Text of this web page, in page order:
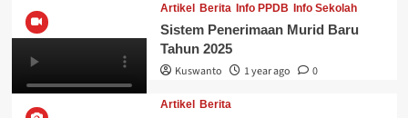
Artikel Berita Info PPDB Info Sekolah
Sistem Penerimaan Murid Baru
Tahun 2025
Kuswanto
1 year ago 0
Artikel Berita